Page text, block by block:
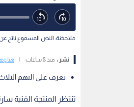
ملاحظة: النص المسموع ناتج
نشر : منذ 8 ساعات هنا
تعرف على التهم
تنتظر المنتجة الفنية